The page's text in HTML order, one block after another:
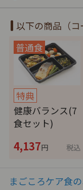
以下の商品（コ
特典
健康バランス(7
食セット)
4,137円 税込
まごころケア食